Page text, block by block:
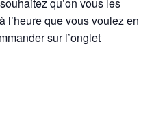
l’heure que vous voulez en
sur l’onglet